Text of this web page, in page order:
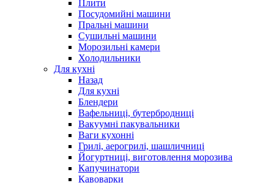
Плити
Посудомийні машини
Пральні машини
Сушильні машини
Морозильні камери
Холодильники
Для кухні
Назад
Для кухні
Блендери
Вафельниці, бутербродниці
Вакуумні пакувальники
Ваги кухонні
Грилі, аерогрилі, шашличниці
Йогуртниці, виготовлення морозива
Капучинатори
Кавоварки